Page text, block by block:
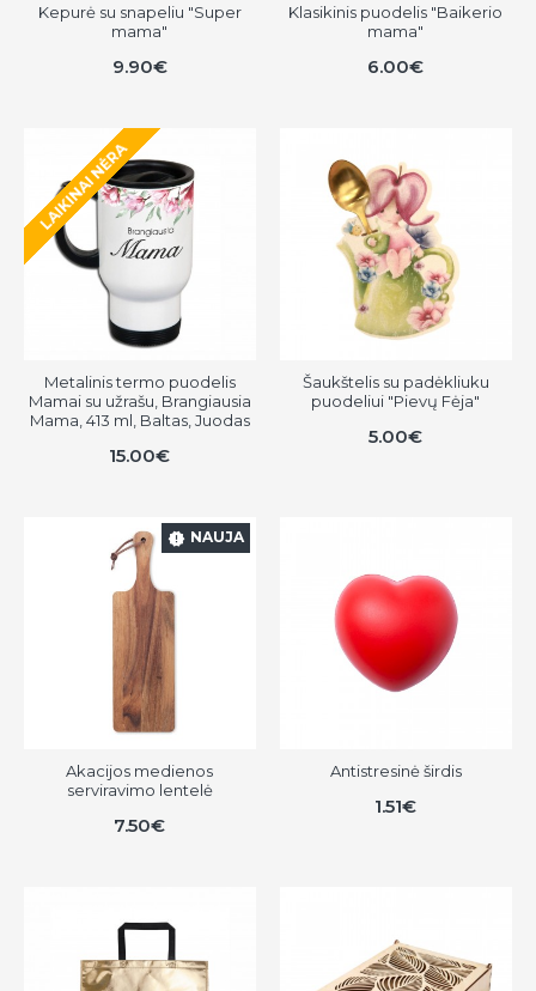
Kepurė su snapeliu "Super
mama"
9.90€
Klasikinis puodelis "Baikerio
mama"
6.00€
LAIKINAI NĖRA
Metalinis termo puodelis
Mamai su užrašu, Brangiausia
Mama, 413 ml, Baltas, Juodas
15.00€
Šaukštelis su padėkliuku
puodeliui "Pievų Fėja"
5.00€
NAUJA
Akacijos medienos
serviravimo lentelė
7.50€
Antistresinė širdis
1.51€